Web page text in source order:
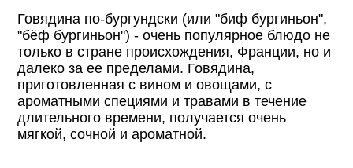
Говядина по-бургундски (или "биф бургиньон",
"бёф бургиньон") - очень популярное блюдо не
только в стране происхождения, Франции, но и
далеко за ее пределами. Говядина,
приготовленная с вином и овощами, с
ароматными специями и травами в течение
длительного времени, получается очень
мягкой, сочной и ароматной.